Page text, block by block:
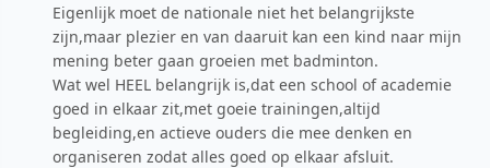
Eigenlijk moet de nationale niet het belangrijkste
zijn,maar plezier en van daaruit kan een kind naar mijn
mening beter gaan groeien met badminton.
Wat wel HEEL belangrijk is,dat een school of academie
goed in elkaar zit,met goeie trainingen,altijd
begleiding,en actieve ouders die mee denken en
organiseren zodat alles goed op elkaar afsluit.